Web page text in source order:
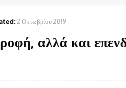
2 Οκτωβρίου 2019
αλλά και